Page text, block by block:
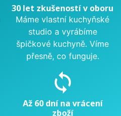
30 let zkušeností v oboru
Máme vlastní kuchyňské
studio a vyrábíme
špičkové kuchyně. Víme
přesně, co funguje.
sync
Až 60 dní na vrácení
zboží